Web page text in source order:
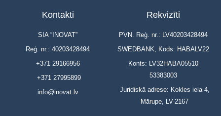
Kontakti
SIA “INOVAT”
Reģ. nr.: 40203428494
+371 29166956
+371 27995899
info@inovat.lv
Rekvizīti
PVN. Reģ. nr.: LV40203428494
SWEDBANK, Kods: HABALV22
Konts: LV32HABA05510
53383003
Juridiskā adrese: Kokles iela 4,
Mārupe, LV-2167